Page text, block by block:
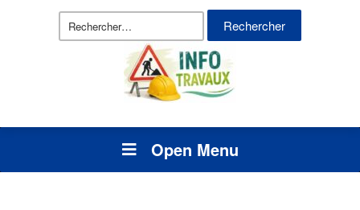
Rechercher :
Open Menu